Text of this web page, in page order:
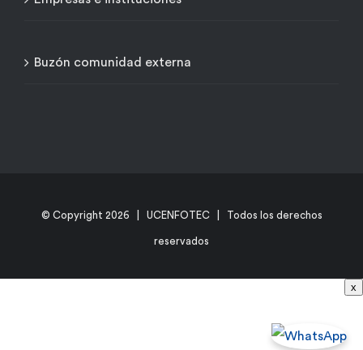
Buzón comunidad externa
© Copyright 2026 | UCENFOTEC | Todos los derechos
reservados
x